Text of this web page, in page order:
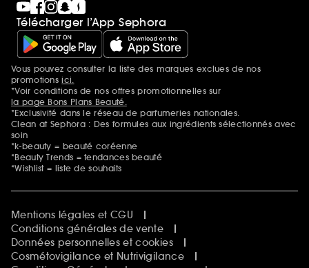
Télécharger l’App Sephora
Mentions additionnelles
Vous pouvez consulter la liste des marques exclues de nos
promotionsici.
*Voir conditions de nos offres promotionnelles sur
la page Bons Plans Beauté.
*Exclusivité dans le réseau de parfumeries nationales.
Clean at Sephora : Des formules aux ingrédients sélectionnés avec
soin
*k-beauty = beauté coréenne
*Beauty Trends = tendances beauté
*Wishlist = liste de souhaits
Mentions légales et CGU
Conditions générales de vente
Données personnelles et cookies
Cosmétovigilance et Nutrivigilance